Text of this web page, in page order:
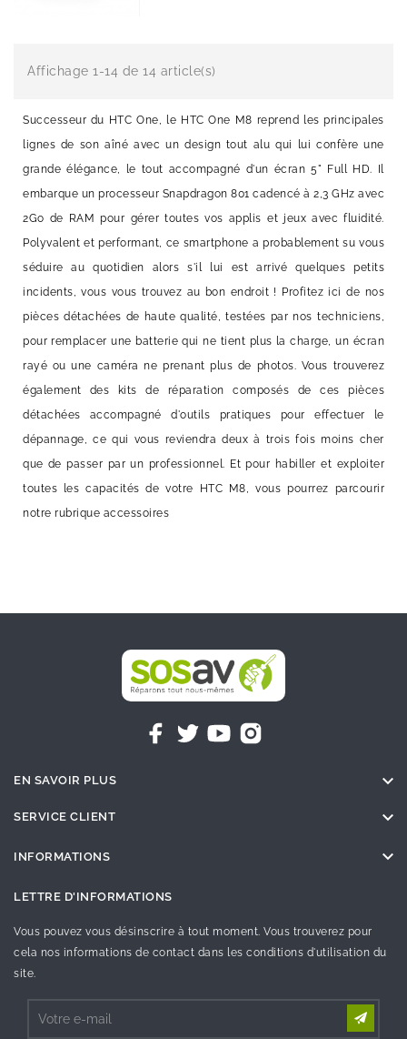
Affichage 1-14 de 14 article(s)
Successeur du HTC One, le HTC One M8 reprend les principales
lignes de son aîné avec un design tout alu qui lui confère une
grande élégance, le tout accompagné d'un écran 5" Full HD. Il
embarque un processeur Snapdragon 801 cadencé à 2,3 GHz avec
2Go de RAM pour gérer toutes vos applis et jeux avec fluidité.
Polyvalent et performant, ce smartphone a probablement su vous
séduire au quotidien alors s'il lui est arrivé quelques petits
incidents, vous vous trouvez au bon endroit ! Profitez ici de nos
pièces détachées de haute qualité, testées par nos techniciens,
pour remplacer une batterie qui ne tient plus la charge, un écran
rayé ou une caméra ne prenant plus de photos. Vous trouverez
également des kits de réparation composés de ces pièces
détachées accompagné d'outils pratiques pour effectuer le
dépannage, ce qui vous reviendra deux à trois fois moins cher
que de passer par un professionnel. Et pour habiller et exploiter
toutes les capacités de votre HTC M8, vous pourrez parcourir
notre rubrique accessoires
EN SAVOIR PLUS 
SERVICE CLIENT 
INFORMATIONS 
LETTRE D'INFORMATIONS
Vous pouvez vous désinscrire à tout moment. Vous trouverez pour
cela nos informations de contact dans les conditions d'utilisation du
site.